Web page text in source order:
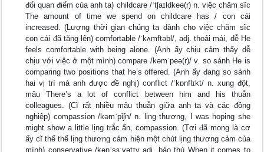
đổi quan điểm của anh ta) childcare /ˈtʃaɪldkeə(r) n. việc chăm sĩc
The amount of time we spend on childcare has / con cái
increased. (Lượng thời gian chúng ta dành cho việc chăm sĩc
con cái đã tăng lên) comfortable /ˈkʌmftəbl/, adj. thoải mái, dễ He
feels comfortable with being alone. (Anh ấy chịu cảm thấy dễ
chịu với việc ở một mình) compare /kəmˈpeə(r)/ v. so sánh He is
comparing two positions that he’s offered. (Anh ấy đang so sánh
hai vị trí mà anh được đề nghị) conflict /ˈkɒnflɪkt/ n. xung đột,
mâu There’s a lot of conflict between him and his thuẫn
colleagues. (Cĩ rất nhiều mâu thuẫn giữa anh ta và các đồng
nghiệp) compassion /kəmˈpỉʃn/ n. lịng thương, I was hoping she
might show a little lịng trắc ẩn, compassion. (Tơi đã mong là cơ
ấy cĩ thể thể lịng thương cảm hiện một chút lịng thương cảm của
mình) conservative /kənˈsɜːvətɪv adj. bảo thủ When it comes to